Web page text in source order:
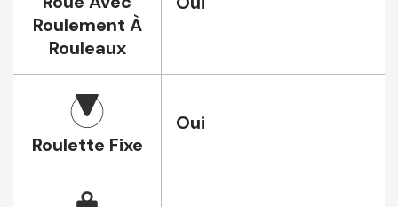
Roulement À
Rouleaux
Roulette Fixe
Oui